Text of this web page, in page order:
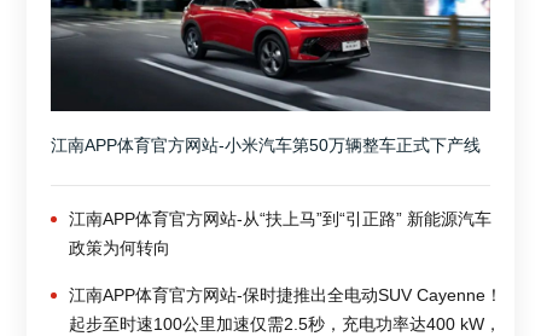
江南APP体育官方网站-小米汽车第50万辆整车正式下产线
江南APP体育官方网站-从“扶上马”到“引正路” 新能源汽车
政策为何转向
江南APP体育官方网站-保时捷推出全电动SUV Cayenne！
起步至时速100公里加速仅需2.5秒，充电功率达400 kW，